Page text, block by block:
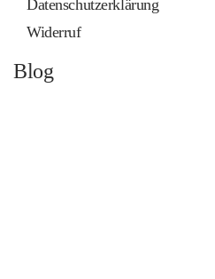
Datenschutzerklärung
Widerruf
Blog